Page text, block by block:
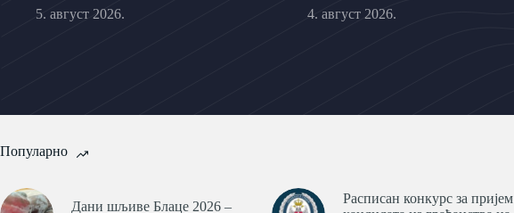
5. август 2026.
4. август 2026.
Популарно
Дани шљиве Блаце 2026 –
Расписан конкурс за пријем